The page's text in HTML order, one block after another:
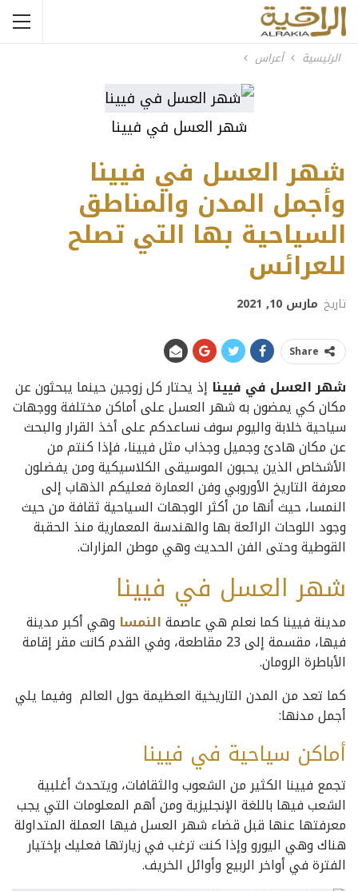
الرئيسية أعراس
شهر العسل في فيينا
شهر العسل في فيينا
وأجمل المدن والمناطق
السياحية بها التي تصلح
للعرائس
تاريخ مارس 10, 2021
Share
شهر العسل في فيينا إذ يحتار كل زوجين حينما يبحثون عن
مكان كي يمضون به شهر العسل على أماكن مختلفة ووجهات
سياحية خلابة واليوم سوف نساعدكم على أخذ القرار والبحث
عن مكان هادئ وجميل وجذاب مثل فيينا، فإذا كنتم من
الأشخاص الذين يحبون الموسيقى الكلاسيكية ومن يفضلون
معرفة التاريخ الأوروبي وفن العمارة فعليكم الذهاب إلى
النمسا، حيث أنها من أكثر الوجهات السياحية ثقافة من حيث
وجود اللوحات الرائعة بها والهندسة المعمارية منذ الحقبة
القوطية وحتى الفن الحديث وهي موطن المزارات.
شهر العسل في فيينا
مدينة فيينا كما نعلم هي عاصمةالنمسا وهي أكبر مدينة
فيها، مقسمة إلى 23 مقاطعة، وفي القدم كانت مقر إقامة
الأباطرة الرومان.
كما تعد من المدن التاريخية العظيمة حول العالم وفيما يلي
أجمل مدنها:
أماكن سياحية في فيينا
تجمع فيينا الكثير من الشعوب والثقافات، ويتحدث أغلبية
الشعب فيها باللغة الإنجليزية ومن أهم المعلومات التي يجب
معرفتها عنها قبل قضاء شهر العسل فيها العملة المتداولة
هناك وهي اليورو وإذا كنت ترغب في زيارتها فعليك بإختيار
الفترة في أواخر الربيع وأوائل الخريف.